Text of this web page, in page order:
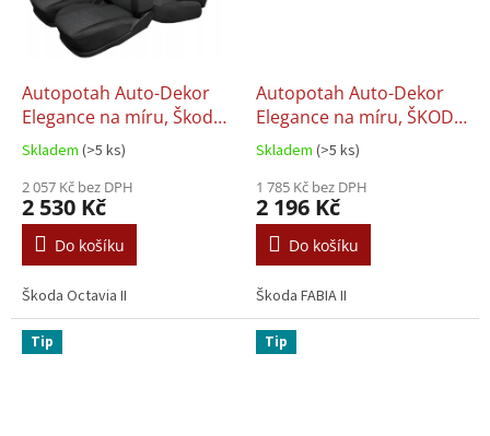
Autopotah Auto-Dekor
Elegance na míru, Škoda
Octavia II (04-13)
Skladem (>5 ks)
2 057 Kč bez DPH
2 530 Kč
Do košíku
Škoda Octavia II
Autopotah Auto-Dekor
Elegance na míru, ŠKODA
FABIA II (07-14)
Skladem (>5 ks)
1 785 Kč bez DPH
2 196 Kč
Do košíku
Škoda FABIA II
Tip Tip